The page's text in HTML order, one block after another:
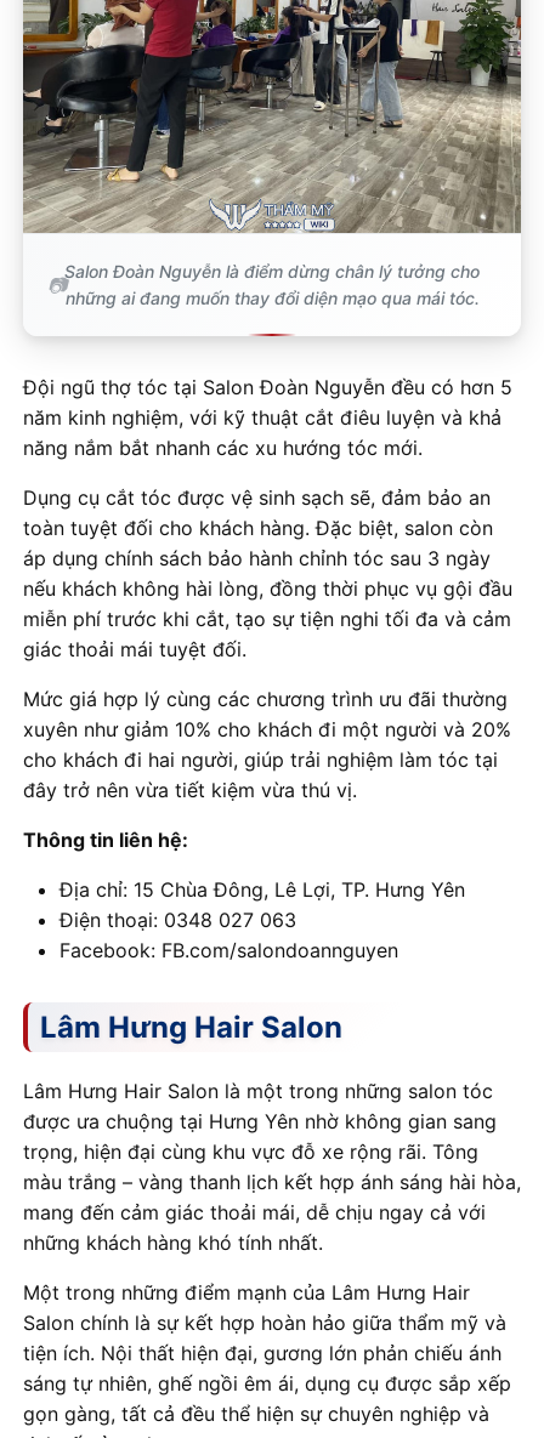
Salon Đoàn Nguyễn là điểm dừng chân lý tưởng cho
những ai đang muốn thay đổi diện mạo qua mái tóc.
Đội ngũ thợ tóc tại Salon Đoàn Nguyễn đều có hơn 5
năm kinh nghiệm, với kỹ thuật cắt điêu luyện và khả
năng nắm bắt nhanh các xu hướng tóc mới.
Dụng cụ cắt tóc được vệ sinh sạch sẽ, đảm bảo an
toàn tuyệt đối cho khách hàng. Đặc biệt, salon còn
áp dụng chính sách bảo hành chỉnh tóc sau 3 ngày
nếu khách không hài lòng, đồng thời phục vụ gội đầu
miễn phí trước khi cắt, tạo sự tiện nghi tối đa và cảm
giác thoải mái tuyệt đối.
Mức giá hợp lý cùng các chương trình ưu đãi thường
xuyên như giảm 10% cho khách đi một người và 20%
cho khách đi hai người, giúp trải nghiệm làm tóc tại
đây trở nên vừa tiết kiệm vừa thú vị.
Thông tin liên hệ:
Địa chỉ: 15 Chùa Đông, Lê Lợi, TP. Hưng Yên
Điện thoại: 0348 027 063
Facebook: FB.com/salondoannguyen
Lâm Hưng Hair Salon
Lâm Hưng Hair Salon là một trong những salon tóc
được ưa chuộng tại Hưng Yên nhờ không gian sang
trọng, hiện đại cùng khu vực đỗ xe rộng rãi. Tông
màu trắng – vàng thanh lịch kết hợp ánh sáng hài hòa,
mang đến cảm giác thoải mái, dễ chịu ngay cả với
những khách hàng khó tính nhất.
Một trong những điểm mạnh của Lâm Hưng Hair
Salon chính là sự kết hợp hoàn hảo giữa thẩm mỹ và
tiện ích. Nội thất hiện đại, gương lớn phản chiếu ánh
sáng tự nhiên, ghế ngồi êm ái, dụng cụ được sắp xếp
gọn gàng, tất cả đều thể hiện sự chuyên nghiệp và